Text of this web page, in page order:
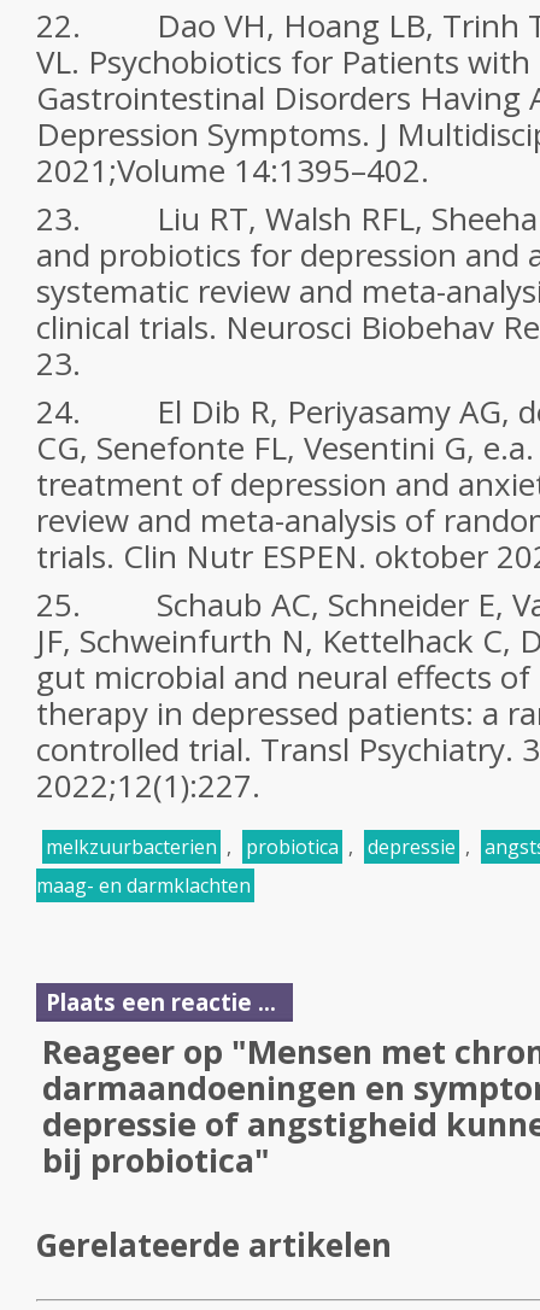
22. Dao VH, Hoang LB, Trinh
VL. Psychobiotics for Patients with
Gastrointestinal Disorders Having
Depression Symptoms. J
2021;Volume 14:1395–402.
23. Liu RT, Walsh RFL,
and probiotics for depression and
systematic review and meta-
clinical trials. Neurosci Biobehav
23.
24. El Dib R, Periyasamy AG,
CG, Senefonte FL, Vesentini G,
treatment of depression and
review and meta-analysis of
trials. Clin Nutr ESPEN. oktober
25. Schaub AC, Schneider E,
JF, Schweinfurth N, Kettelhack C,
gut microbial and neural effects
therapy in depressed patients: a
controlled trial. Transl Psychiatry.
2022;12(1):227.
melkzuurbacterien , probiotica , depressie ,
maag- en darmklachten
Plaats een reactie ...
Reageer op "Mensen met
darmaandoeningen en
depressie of angstigheid
bij probiotica"
Gerelateerde artikelen